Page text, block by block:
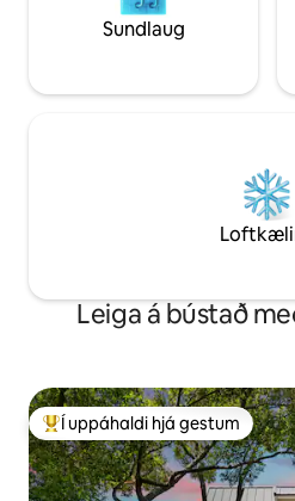
Sundlaug
Leiga á bústað
Í mestu uppáhaldi hjá gestum
Í uppáhaldi hjá gestum